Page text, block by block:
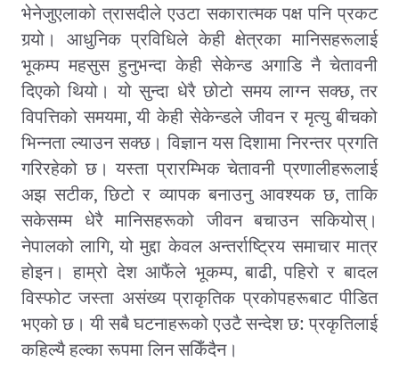
भेनेजुएलाको त्रासदीले एउटा सकारात्मक पक्ष पनि प्रकट
गर्‍यो। आधुनिक प्रविधिले केही क्षेत्रका मानिसहरूलाई
भूकम्प महसुस हुनुभन्दा केही सेकेन्ड अगाडि नै चेतावनी
दिएको थियो। यो सुन्दा धेरै छोटो समय लाग्न सक्छ,तर
विपत्तिको समयमा,यी केही सेकेन्डले जीवन र मृत्यु बीचको
भिन्नता ल्याउन सक्छ। विज्ञान यस दिशामा निरन्तर प्रगति
गरिरहेको छ। यस्ता प्रारम्भिक चेतावनी प्रणालीहरूलाई
अझ सटीक,छिटो र व्यापक बनाउनु आवश्यक छ,ताकि
सकेसम्म धेरै मानिसहरूको जीवन बचाउन सकियोस्।
नेपालको लागि,यो मुद्दा केवल अन्तर्राष्ट्रिय समाचार मात्र
होइन। हाम्रो देश आफैंले भूकम्प,बाढी,पहिरो र बादल
विस्फोट जस्ता असंख्य प्राकृतिक प्रकोपहरूबाट पीडित
भएको छ। यी सबै घटनाहरूको एउटै सन्देश छ: प्रकृतिलाई
कहिल्यै हल्का रूपमा लिन सकिँदैन।